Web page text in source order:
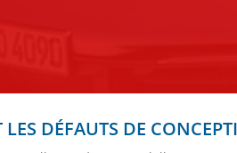
DÉFAUTS DE